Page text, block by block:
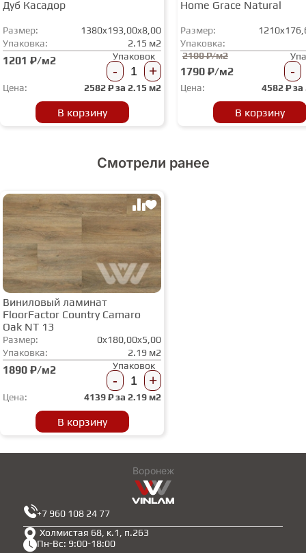
Дуб Касадор
Размер:
1380x193,00x8,00
Упаковка:
2.15 м2
1201 ₽/м2 Упаковок
- +
Цена: 2582₽ за 2.15 м2
В корзину
Home Grace Natural
Размер:
Упаковка:
2100 ₽/м2
1790 ₽/м2 -
Цена: 4582₽ за
В корзину
Смотрели ранее
Виниловый ламинат
FloorFactor Country Camaro
Oak NT 13
Размер:
0x180,00x5,00
Упаковка:
2.19 м2
1890 ₽/м2 Упаковок
- +
Цена: 4139₽ за 2.19 м2
В корзину
Воронеж
Холмистая 68, к.1, п.263
Пн-Вс: 9:00-18:00
+7 960 108 24 77